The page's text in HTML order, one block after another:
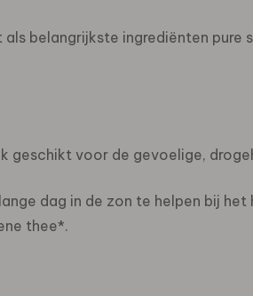
belangrijkste ingrediënten pure
geschikt voor de gevoelige,
dag in de zon te helpen bij het
thee*.